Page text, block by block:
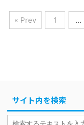
« Prev 1 …
サイト内を検索